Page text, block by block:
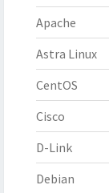
Apache
Astra Linux
CentOS
Cisco
D-Link
Debian